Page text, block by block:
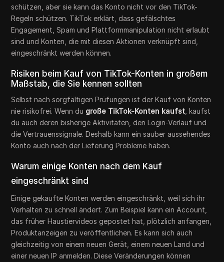
schützen, aber sie kann das Konto nicht vor den TikTok-
Regeln schützen. TikTok erklärt, dass gefälschtes
Engagement, Spam und Plattformmanipulation nicht erlaubt
sind und Konten, die mit diesen Aktionen verknüpft sind,
eingeschränkt werden können.
Risiken beim Kauf von TikTok-Konten in großem
Maßstab, die Sie kennen sollten
Selbst nach sorgfältigen Prüfungen ist der Kauf von Konten
nie risikofrei. Wenn du große TikTok-Konten kaufst , kaufst
du auch deren bisherige Aktivitäten, den Login-Verlauf und
die Vertrauenssignale. Deshalb kann ein sauber aussehendes
Konto auch nach der Lieferung Probleme haben.
Warum einige Konten nach dem Kauf
eingeschränkt sind
Einige gekaufte Konten werden eingeschränkt, weil sich ihr
Verhalten zu schnell ändert. Zum Beispiel kann ein Account,
das früher Haustiervideos gepostet hat, plötzlich anfangen,
Produktanzeigen zu veröffentlichen. Es kann sich auch
gleichzeitig von einem neuen Gerät, einem neuen Land und
einer neuen IP anmelden. Diese Veränderungen können